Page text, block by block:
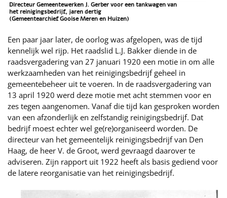
Directeur Gemeentewerken J. Gerber voor een tankwagen van
het reinigingsbedrijf, jaren dertig
(Gemeentearchief Gooise Meren en Huizen)
Een paar jaar later, de oorlog was afgelopen, was de tijd
kennelijk wel rijp. Het raadslid L.J. Bakker diende in de
raadsvergadering van 27 januari 1920 een motie in om alle
werkzaamheden van het reinigingsbedrijf geheel in
gemeentebeheer uit te voeren. In de raadsvergadering van
13 april 1920 werd deze motie met acht stemmen voor en
zes tegen aangenomen. Vanaf die tijd kan gesproken worden
van een afzonderlijk en zelfstandig reinigingsbedrijf. Dat
bedrijf moest echter wel ge(re)organiseerd worden. De
directeur van het gemeentelijk reinigingsbedrijf van Den
Haag, de heer V. de Groot, werd gevraagd daarover te
adviseren. Zijn rapport uit 1922 heeft als basis gediend voor
de latere reorganisatie van het reinigingsbedrijf.